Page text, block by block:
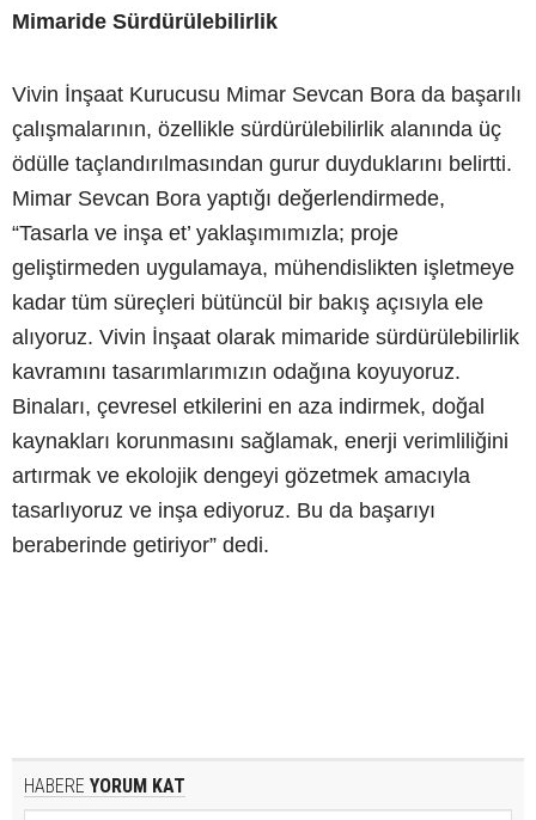
Mimaride Sürdürülebilirlik
Vivin İnşaat Kurucusu Mimar Sevcan Bora da başarılı
çalışmalarının, özellikle sürdürülebilirlik alanında üç
ödülle taçlandırılmasından gurur duyduklarını belirtti.
Mimar Sevcan Bora yaptığı değerlendirmede,
“Tasarla ve inşa et’ yaklaşımımızla; proje
geliştirmeden uygulamaya, mühendislikten işletmeye
kadar tüm süreçleri bütüncül bir bakış açısıyla ele
alıyoruz. Vivin İnşaat olarak mimaride sürdürülebilirlik
kavramını tasarımlarımızın odağına koyuyoruz.
Binaları, çevresel etkilerini en aza indirmek, doğal
kaynakları korunmasını sağlamak, enerji verimliliğini
artırmak ve ekolojik dengeyi gözetmek amacıyla
tasarlıyoruz ve inşa ediyoruz. Bu da başarıyı
beraberinde getiriyor” dedi.
HABERE YORUM KAT